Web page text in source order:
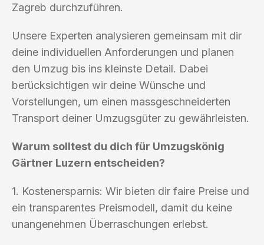
Zagreb durchzuführen.
Unsere Experten analysieren gemeinsam mit dir
deine individuellen Anforderungen und planen
den Umzug bis ins kleinste Detail. Dabei
berücksichtigen wir deine Wünsche und
Vorstellungen, um einen massgeschneiderten
Transport deiner Umzugsgüter zu gewährleisten.
Warum solltest du dich für Umzugskönig
Gärtner Luzern entscheiden?
1. Kostenersparnis: Wir bieten dir faire Preise und
ein transparentes Preismodell, damit du keine
unangenehmen Überraschungen erlebst.